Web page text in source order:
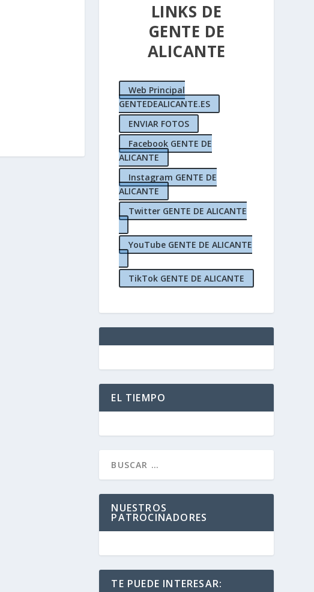
LINKS DE
GENTE DE
ALICANTE
Web Principal
GENTEDEALICANTE.ES
ENVIAR FOTOS
Facebook GENTE DE
ALICANTE
Instagram GENTE DE
ALICANTE
Twitter GENTE DE ALICANTE
YouTube GENTE DE ALICANTE
TikTok GENTE DE ALICANTE
EL TIEMPO
NUESTROS
PATROCINADORES
TE PUEDE INTERESAR: